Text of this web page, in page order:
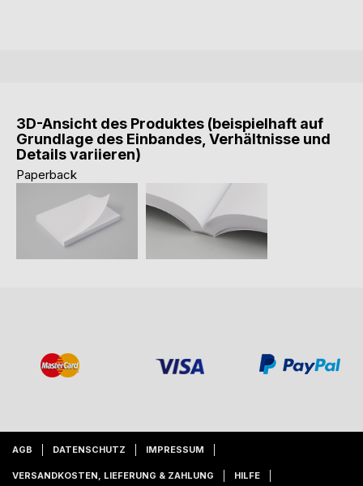
3D-Ansicht des Produktes (beispielhaft auf
Grundlage des Einbandes, Verhältnisse und
Details variieren)
Paperback
AGB DATENSCHUTZ IMPRESSUM
VERSANDKOSTEN, LIEFERUNG & ZAHLUNG HILFE